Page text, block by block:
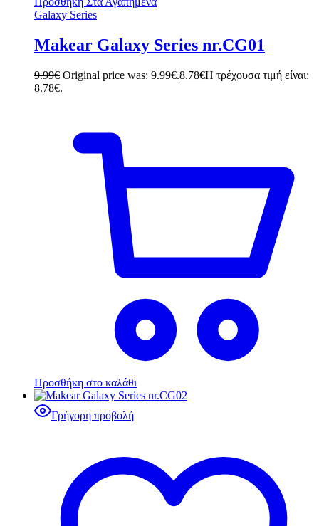
Galaxy Series
Makear Galaxy Series nr.CG01
9.99€ Original price was: 9.99€.8.78€Η τρέχουσα τιμή είναι:
8.78€.
Προσθήκη στο καλάθι
Γρήγορη προβολή